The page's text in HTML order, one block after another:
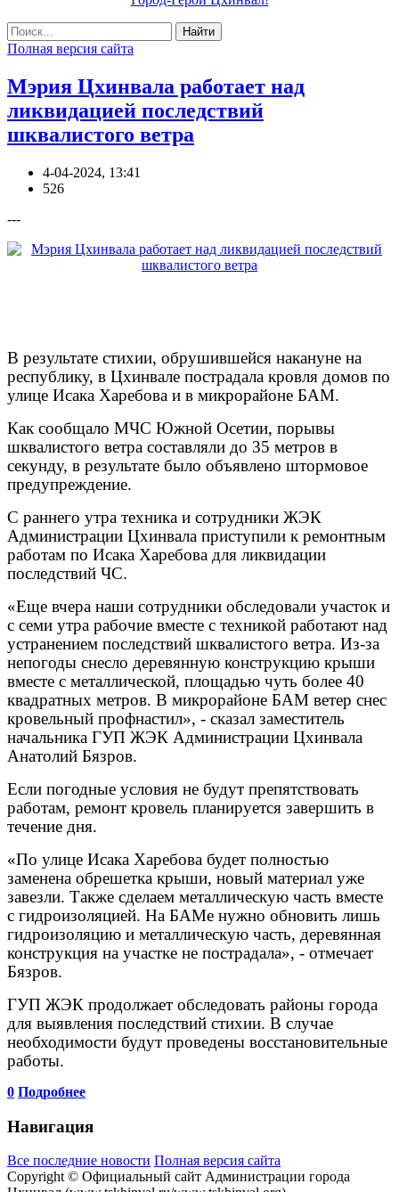
Найти
Полная версия сайта
Мэрия Цхинвала работает над
ликвидацией последствий
шквалистого ветра
4-04-2024, 13:41
526
---
В результате стихии, обрушившейся накануне на
республику, в Цхинвале пострадала кровля домов по
улице Исака Харебова и в микрорайоне БАМ.
Как сообщало МЧС Южной Осетии, порывы
шквалистого ветра составляли до 35 метров в
секунду, в результате было объявлено штормовое
предупреждение.
С раннего утра техника и сотрудники ЖЭК
Администрации Цхинвала приступили к ремонтным
работам по Исака Харебова для ликвидации
последствий ЧС.
«Еще вчера наши сотрудники обследовали участок и
с семи утра рабочие вместе с техникой работают над
устранением последствий шквалистого ветра. Из-за
непогоды снесло деревянную конструкцию крыши
вместе с металлической, площадью чуть более 40
квадратных метров. В микрорайоне БАМ ветер снес
кровельный профнастил», - сказал заместитель
начальника ГУП ЖЭК Администрации Цхинвала
Анатолий Бязров.
Если погодные условия не будут препятствовать
работам, ремонт кровель планируется завершить в
течение дня.
«По улице Исака Харебова будет полностью
заменена обрешетка крыши, новый материал уже
завезли. Также сделаем металлическую часть вместе
с гидроизоляцией. На БАМе нужно обновить лишь
гидроизоляцию и металлическую часть, деревянная
конструкция на участке не пострадала», - отмечает
Бязров.
ГУП ЖЭК продолжает обследовать районы города
для выявления последствий стихии. В случае
необходимости будут проведены восстановительные
работы.
0 Подробнее
Навигация
Все последние новости Полная версия сайта
Copyright © Официальный сайт Администрации города